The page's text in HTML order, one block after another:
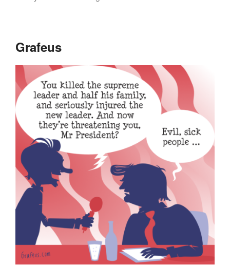
Grafeus